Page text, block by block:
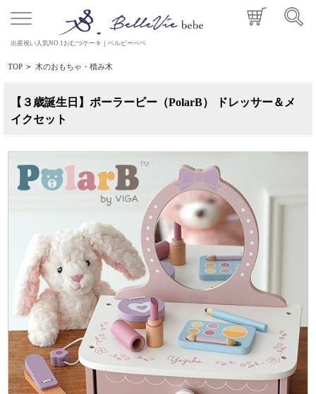
出産祝い人気NO.1おむつケーキ｜ベルビーベベ
TOP > 木のおもちゃ・積み木
【３歳誕生日】ポーラービー（PolarB） ドレッサー＆メ
イクセット